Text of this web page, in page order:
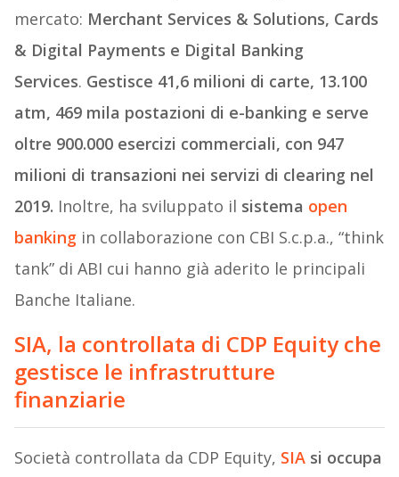
mercato: Merchant Services & Solutions, Cards
& Digital Payments e Digital Banking
Services. Gestisce 41,6 milioni di carte, 13.100
atm, 469 mila postazioni di e-banking e serve
oltre 900.000 esercizi commerciali, con 947
milioni di transazioni nei servizi di clearing nel
2019. Inoltre, ha sviluppato il sistema open
banking in collaborazione con CBI S.c.p.a., “think
tank” di ABI cui hanno già aderito le principali
Banche Italiane.
SIA, la controllata di CDP Equity che
gestisce le infrastrutture
finanziarie
Società controllata da CDP Equity, SIA si occupa